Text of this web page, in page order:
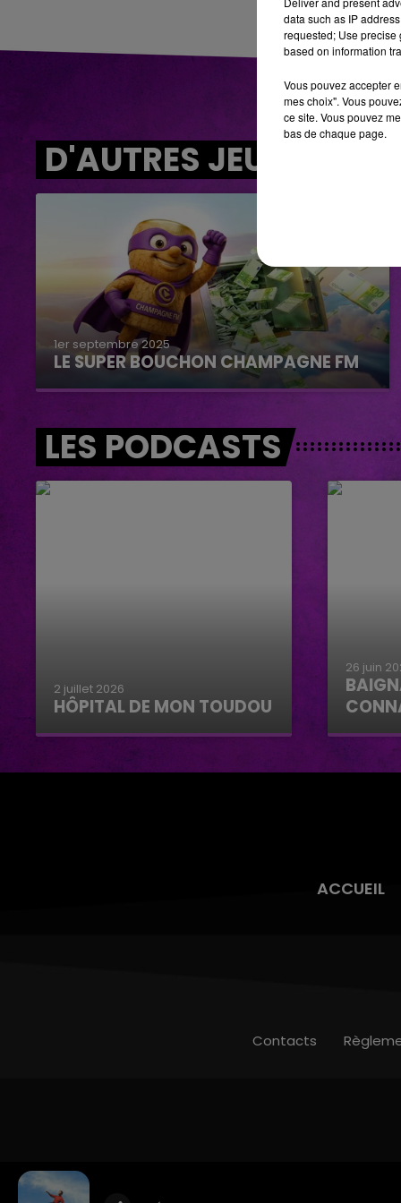
D'AUTRES JEUX
1er septembre 2025
LE SUPER BOUCHON CHAMPAGNE FM
LES PODCASTS
2 juillet 2026
HÔPITAL DE MON TOUDOU
Hôpital de mon Toudou
26 juin
ACCUEIL
Contacts
data such as IP
requested; Use precise
based on information
Vous pouvez accepter
mes choix". Vous
ce site. Vous pouvez
bas de chaque page.